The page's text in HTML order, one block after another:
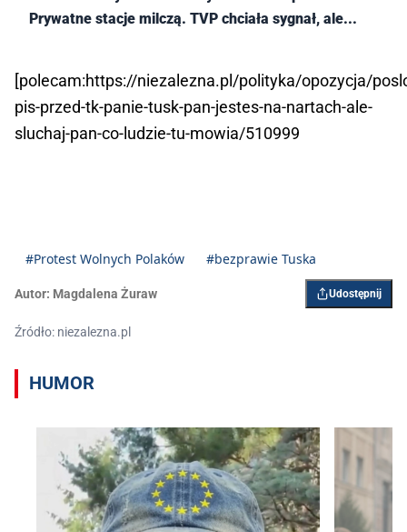
Prywatne stacje milczą. TVP chciała sygnał, ale...
[polecam:https://niezalezna.pl/polityka/opozycja/
pis-przed-tk-panie-tusk-pan-jestes-na-nartach-ale-
sluchaj-pan-co-ludzie-tu-mowia/510999
#Protest Wolnych Polaków #bezprawie Tuska
Autor: Magdalena Żuraw Udostępnij
Źródło: niezalezna.pl
HUMOR